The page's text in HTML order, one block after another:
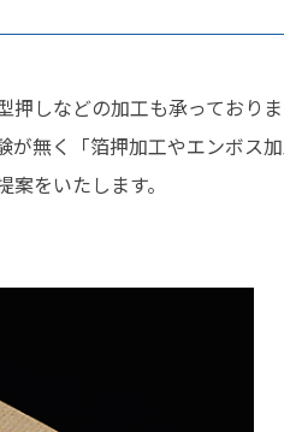
しなどの加工も承っておりま
無く「箔押加工やエンボス
をいたします。